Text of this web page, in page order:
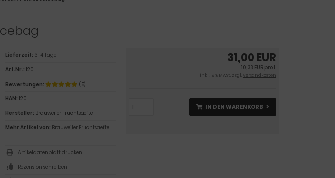
31,00 EUR
10,33 EUR pro L
inkl. 19 % MwSt. zzgl.Versandkosten
IN DEN WARENKORB
Lieferzeit: 3-4 Tage
Art.Nr.: 120
Bewertungen:
(5)
HAN: 120
Hersteller: Brauweiler Fruchtsaefte
Mehr Artikel von: Brauweiler Fruchtsaefte
Artikeldatenblatt drucken
Rezension schreiben